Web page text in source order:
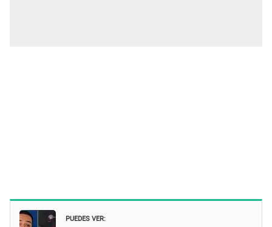
PUEDES VER: